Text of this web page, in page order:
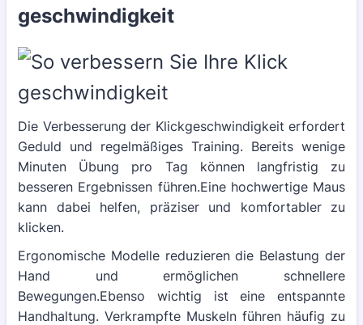
geschwindigkeit
Die Verbesserung der Klickgeschwindigkeit erfordert
Geduld und regelmäßiges Training. Bereits wenige
Minuten Übung pro Tag können langfristig zu
besseren Ergebnissen führen.Eine hochwertige Maus
kann dabei helfen, präziser und komfortabler zu
klicken.
Ergonomische Modelle reduzieren die Belastung der
Hand und ermöglichen schnellere
Bewegungen.Ebenso wichtig ist eine entspannte
Handhaltung. Verkrampfte Muskeln führen häufig zu